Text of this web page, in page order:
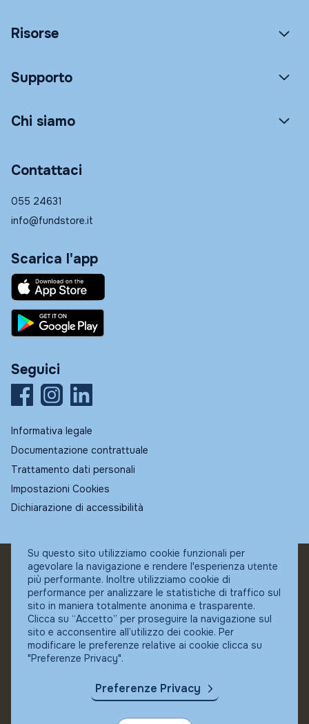
Risorse
Supporto
Chi siamo
Contattaci
055 24631
info@fundstore.it
Scarica l'app
Seguici
Informativa legale
Documentazione contrattuale
Trattamento dati personali
Impostazioni Cookies
Dichiarazione di accessibilità
© Fundstore
Collocatore autorizzato:
Banca Ifigest SpA
P.Iva: 04337180485
Su questo sito utilizziamo cookie funzionali per
agevolare la navigazione e rendere l'esperienza utente
più performante. Inoltre utilizziamo cookie di
performance per analizzare le statistiche di traffico sul
sito in maniera totalmente anonima e trasparente.
Clicca su “Accetto” per proseguire la navigazione sul
sito e acconsentire all’utilizzo dei cookie. Per
modificare le preferenze relative ai cookie clicca su
"Preferenze Privacy".
Preferenze Privacy